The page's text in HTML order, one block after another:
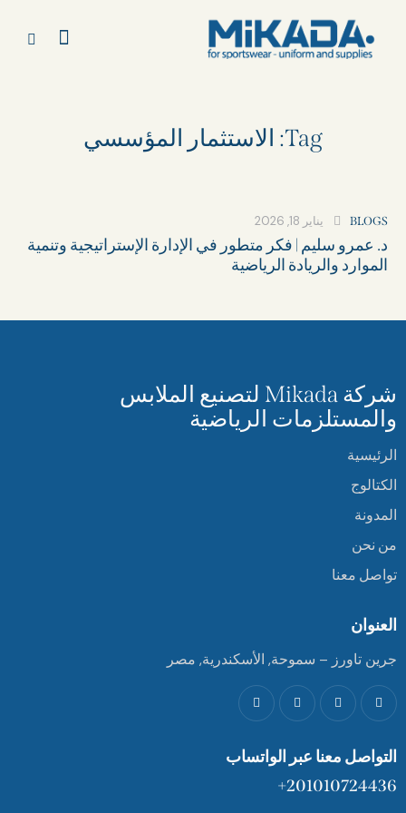
Tag: الاستثمار المؤسسي
BLOGS يناير 18, 2026
د. عمرو سليم | فكر متطور في الإدارة الإستراتيجية وتنمية
الموارد والريادة الرياضية
شركة Mikada لتصنيع الملابس
والمستلزمات الرياضية
الرئيسية
الكتالوج
المدونة
من نحن
تواصل معنا
العنوان
جرين تاورز – سموحة, الأسكندرية, مصر
التواصل معنا عبر الواتساب
201010724436+